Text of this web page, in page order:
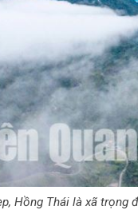
Hồng Thái là xã trọng